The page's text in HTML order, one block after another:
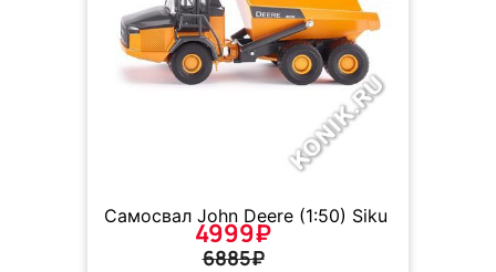
Самосвал John Deere (1:50) Siku
4999₽
6885₽